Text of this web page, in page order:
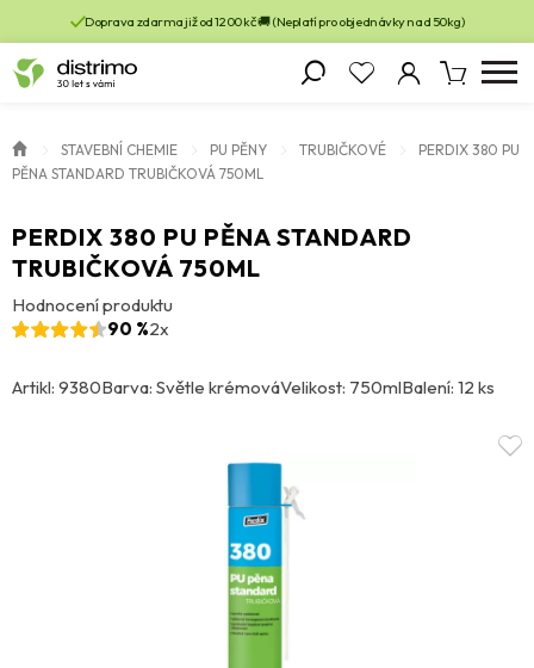
Doprava zdarma již od 1200 kč 🚚 (Neplatí pro objednávky nad 50kg)
STAVEBNÍ CHEMIE PU PĚNY TRUBIČKOVÉ
PERDIX 380 PU
PĚNA STANDARD TRUBIČKOVÁ 750ML
PERDIX 380 PU PĚNA STANDARD
TRUBIČKOVÁ 750ML
Hodnocení produktu
90 %2x
Artikl: 9380Barva: Světle krémováVelikost: 750mlBalení: 12 ks